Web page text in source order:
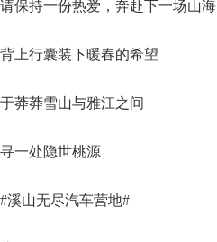
请保持一份热爱，奔赴下一场山海
背上行囊装下暖春的希望
于莽莽雪山与雅江之间
寻一处隐世桃源
#溪山无尽汽车营地#